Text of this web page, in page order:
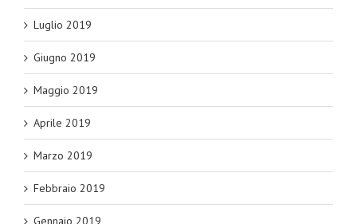
Luglio 2019
Giugno 2019
Maggio 2019
Aprile 2019
Marzo 2019
Febbraio 2019
Gennaio 2019